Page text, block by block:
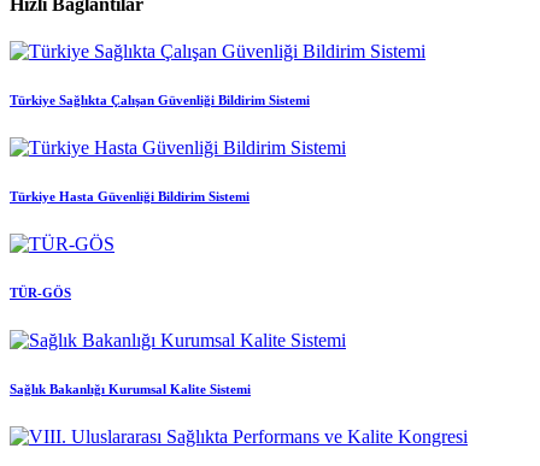
Türkiye Sağlıkta Çalışan Güvenliği Bildirim Sistemi
Türkiye Hasta Güvenliği Bildirim Sistemi
TÜR-GÖS
Sağlık Bakanlığı Kurumsal Kalite Sistemi